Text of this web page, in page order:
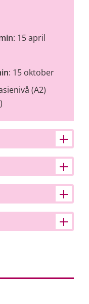
: 15 april
: 15 oktober
(A2)